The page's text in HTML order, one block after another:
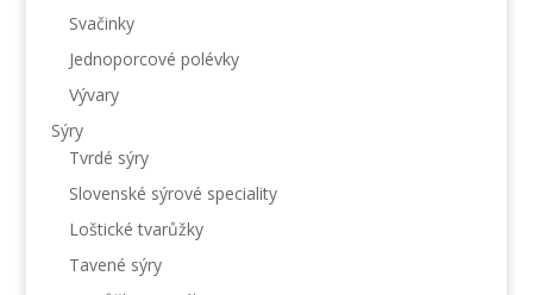
Svačinky
Jednoporcové polévky
Vývary
Sýry
Tvrdé sýry
Slovenské sýrové speciality
Loštické tvarůžky
Tavené sýry